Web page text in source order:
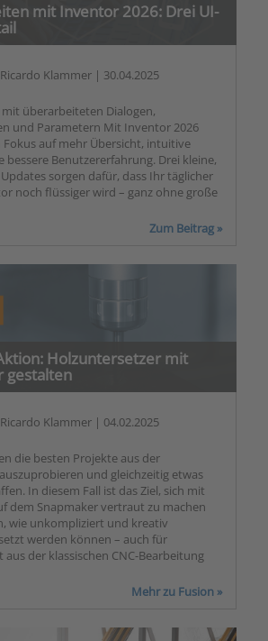
mit Inventor 2026: Drei UI-
Klammer | 30.04.2025
überarbeiteten Dialogen,
und Parametern Mit Inventor 2026
auf mehr Übersicht, intuitive
bessere Benutzererfahrung. Drei kleine,
sorgen dafür, dass Ihr täglicher
noch flüssiger wird – ganz ohne große
Zum Beitrag »
Holzuntersetzer mit
gestalten
Klammer | 04.02.2025
die besten Projekte aus der
und gleichzeitig etwas
In diesem Fall ist das Ziel, sich mit
dem Snapmaker vertraut zu machen
wie unkompliziert und kreativ
werden können – auch für
der klassischen CNC-Bearbeitung
Mehr zu Fusion »